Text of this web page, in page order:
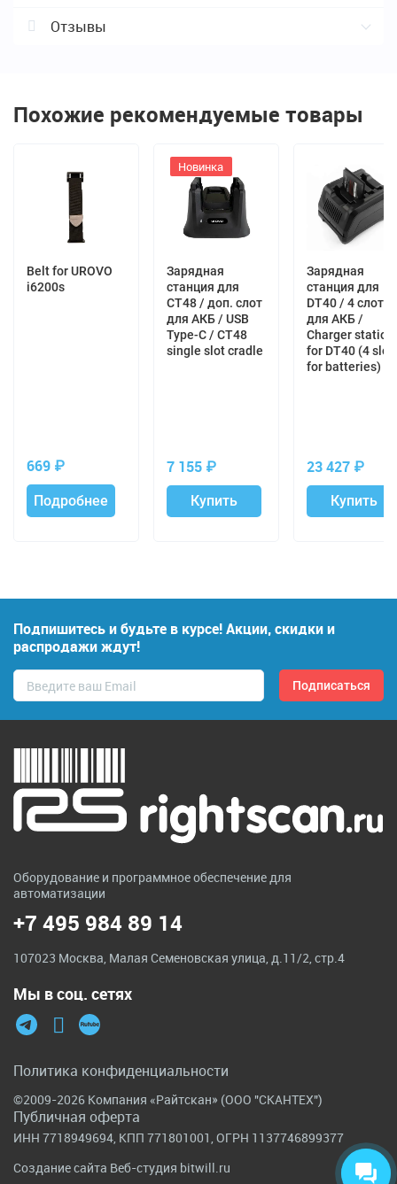
Описание
Отзывы
совместим кабелем ACC-USB-TYC-01
100%
60% 0 отзывов
20%
Оставить отзыв
Похожие рекомендуемые товары
Belt for UROVO
i6200s
669 ₽
Подробнее
Новинка
Зарядная
станция для
CT48 / доп. слот
для АКБ / USB
Type-C / CT48
single slot cradle
7 155 ₽
Купить
Зарядная
станция для
DT40 / 4 слота
для АКБ /
Сharger station
for DT40 (4
for batteries)
23 427 ₽
Купить
Подпишитесь и будьте в курсе! Акции, скидки и
распродажи ждут!
Оборудование и программное обеспечение для
автоматизации
+7 495 984 89 14
107023 Москва, Малая Семеновская улица, д.11/2, стр.4
Мы в соц. сетях
©2009-2026 Компания «Райтскан» (ООО "СКАНТЕХ")
Политика конфиденциальности
ИНН 7718949694, КПП 771801001, ОГРН 1137746899377
Публичная оферта
Создание сайта Веб-студия bitwill.ru